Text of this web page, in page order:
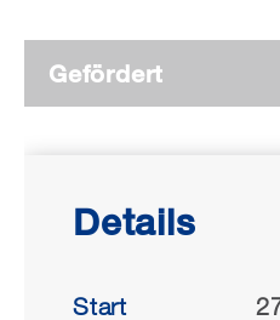
Gefördert
Details
Start